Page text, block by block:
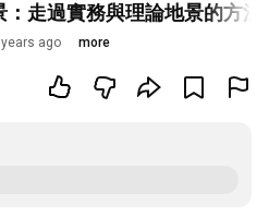
：走過實務與理論地景的方
years ago more